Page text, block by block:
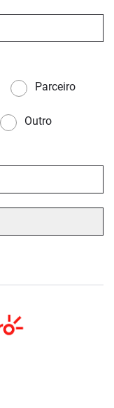
Parceiro
Outro